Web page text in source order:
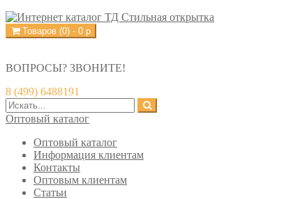
Товаров (0) - 0 р
ВОПРОСЫ? ЗВОНИТЕ!
8 (499) 6488191
Оптовый каталог
Оптовый каталог
Информация клиентам
Контакты
Оптовым клиентам
Статьи